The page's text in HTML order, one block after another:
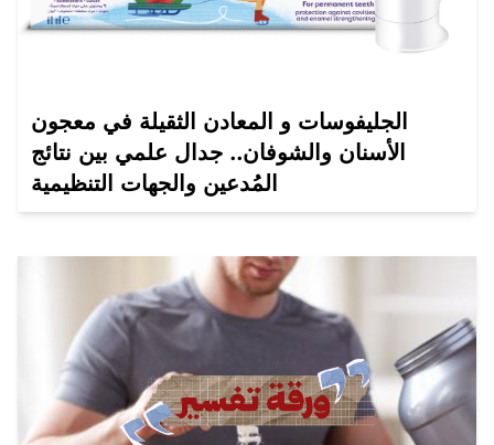
الجليفوسات و المعادن الثقيلة في معجون
الأسنان والشوفان.. جدال علمي بين نتائج
المُدعين والجهات التنظيمية